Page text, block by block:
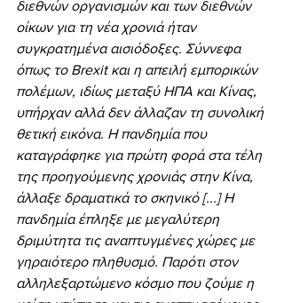
διεθνών οργανισμών και των διεθνών
οίκων για τη νέα χρονιά ήταν
συγκρατημένα αισιόδοξες. Σύννεφα
όπως το Brexit και η απειλή εμπορικών
πολέμων, ιδίως μεταξύ ΗΠΑ και Κίνας,
υπήρχαν αλλά δεν άλλαζαν τη συνολική
θετική εικόνα. Η πανδημία που
καταγράφηκε για πρώτη φορά στα τέλη
της προηγούμενης χρονιάς στην Κίνα,
άλλαξε δραματικά το σκηνικό [...] Η
πανδημία έπληξε με μεγαλύτερη
δριμύτητα τις αναπτυγμένες χώρες με
γηραιότερο πληθυσμό. Παρότι στον
αλληλεξαρτώμενο κόσμο που ζούμε η